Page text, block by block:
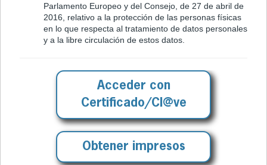
Parlamento Europeo y del Consejo, de 27 de abril de
2016, relativo a la protección de las personas físicas
en lo que respecta al tratamiento de datos personales
y a la libre circulación de estos datos.
Acceder con
Certificado/Cl@ve
Obtener impresos